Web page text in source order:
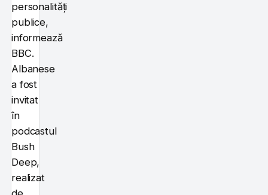
personalități
publice,
informează
BBC.
Albanese
a fost
invitat
în
podcastul
Bush
Deep,
realizat